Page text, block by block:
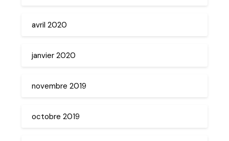
avril 2020
janvier 2020
novembre 2019
octobre 2019